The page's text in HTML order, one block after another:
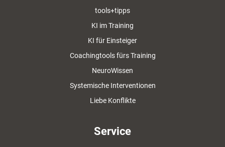
tools+tipps
KI im Training
KI für Einsteiger
Coachingtools fürs Training
NeuroWissen
Systemische Interventionen
Liebe Konflikte
Service